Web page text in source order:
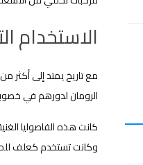
الاستخدام
الرومان لدورهم في
كانت هذه الفاصوليا
وكانت تستخدم كعلف